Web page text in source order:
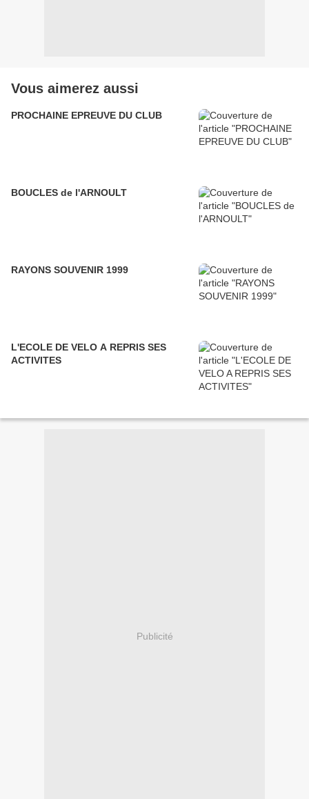
Vous aimerez aussi
PROCHAINE EPREUVE DU CLUB
BOUCLES de l'ARNOULT
RAYONS SOUVENIR 1999
L'ECOLE DE VELO A REPRIS SES
ACTIVITES
Publicité